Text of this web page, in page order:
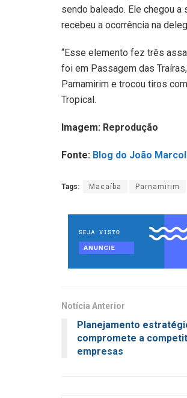
sendo baleado. Ele chegou
recebeu a ocorrência na
“Esse elemento fez três
foi em Passagem das
Parnamirim e trocou tiros
Tropical.
Imagem: Reprodução
Fonte: Blog do João
Tags: Macaíba Parnamirim
Notícia Anterior
Planejamento
compromete a
empresas